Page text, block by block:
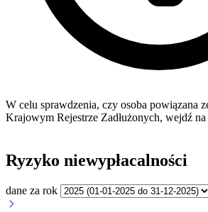
W celu sprawdzenia, czy osoba powiązana
Krajowym Rejestrze Zadłużonych, wejdź na
Ryzyko niewypłacalności
dane za rok